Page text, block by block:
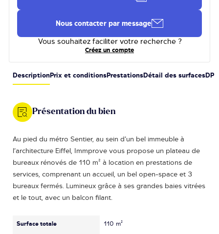
Nous contacter par message
Vous souhaitez faciliter votre recherche ?
Créez un compte
Description Prix et conditions Prestations Détail des surfaces DPE
Présentation du bien
Au pied du métro Sentier, au sein d’un bel immeuble à
l’architecture Eiffel, Immprove vous propose un plateau de
bureaux rénovés de 110 m² à location en prestations de
services, comprenant un accueil, un bel open-space et 3
bureaux fermés. Lumineux grâce à ses grandes baies vitrées
et le tout, avec un balcon filant.
Surface totale 110 m²